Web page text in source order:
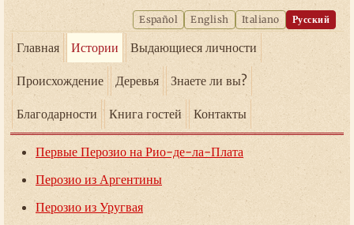
Español English Italiano Русский
Главная Истории Выдающиеся личности
Происхождение Деревья Знаете ли вы?
Благодарности Книга гостей Контакты
Первые Перозио на Рио-де-ла-Плата
Перозио из Аргентины
Перозио из Уругвая